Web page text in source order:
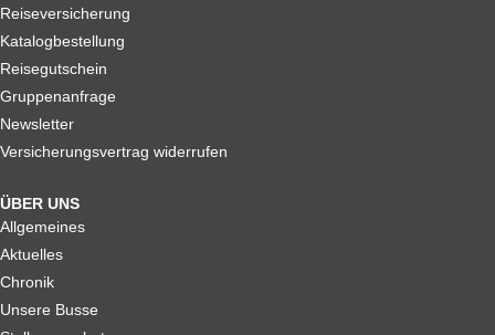
Reiseversicherung
Katalogbestellung
Reisegutschein
Gruppenanfrage
Newsletter
Versicherungsvertrag widerrufen
ÜBER UNS
Allgemeines
Aktuelles
Chronik
Unsere Busse